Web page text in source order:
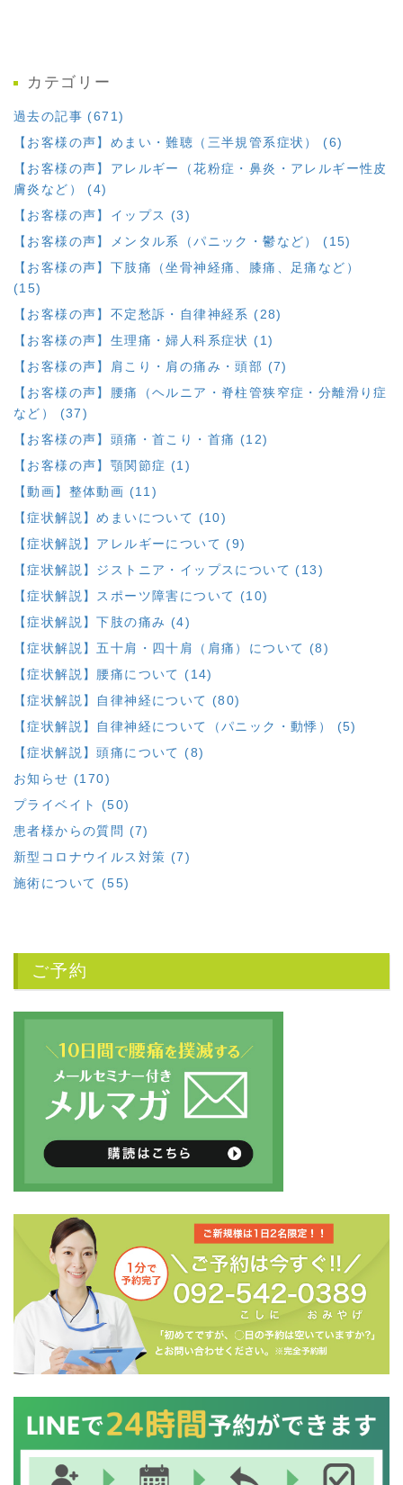
カテゴリー
過去の記事 (671)
【お客様の声】めまい・難聴（三半規管系症状） (6)
【お客様の声】アレルギー（花粉症・鼻炎・アレルギー性皮
膚炎など） (4)
【お客様の声】イップス (3)
【お客様の声】メンタル系（パニック・鬱など） (15)
【お客様の声】下肢痛（坐骨神経痛、膝痛、足痛など）
(15)
【お客様の声】不定愁訴・自律神経系 (28)
【お客様の声】生理痛・婦人科系症状 (1)
【お客様の声】肩こり・肩の痛み・頭部 (7)
【お客様の声】腰痛（ヘルニア・脊柱管狭窄症・分離滑り症
など） (37)
【お客様の声】頭痛・首こり・首痛 (12)
【お客様の声】顎関節症 (1)
【動画】整体動画 (11)
【症状解説】めまいについて (10)
【症状解説】アレルギーについて (9)
【症状解説】ジストニア・イップスについて (13)
【症状解説】スポーツ障害について (10)
【症状解説】下肢の痛み (4)
【症状解説】五十肩・四十肩（肩痛）について (8)
【症状解説】腰痛について (14)
【症状解説】自律神経について (80)
【症状解説】自律神経について（パニック・動悸） (5)
【症状解説】頭痛について (8)
お知らせ (170)
プライベイト (50)
患者様からの質問 (7)
新型コロナウイルス対策 (7)
施術について (55)
ご予約